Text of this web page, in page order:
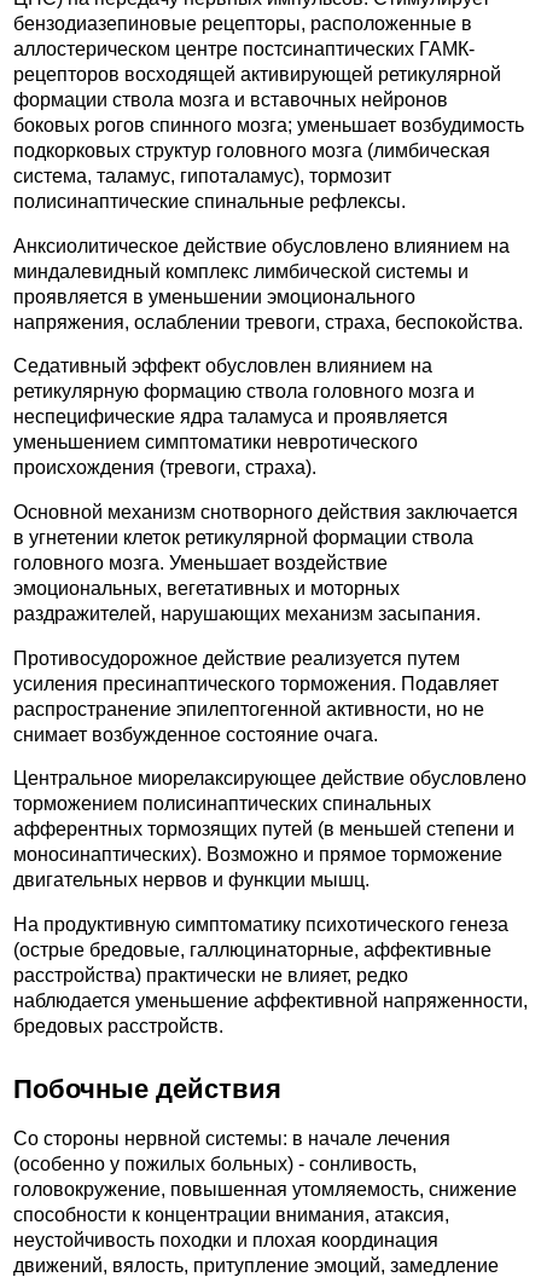
бензодиазепиновые рецепторы, расположенные в
аллостерическом центре постсинаптических ГАМК-
рецепторов восходящей активирующей ретикулярной
формации ствола мозга и вставочных нейронов
боковых рогов спинного мозга; уменьшает возбудимость
подкорковых структур головного мозга (лимбическая
система, таламус, гипоталамус), тормозит
полисинаптические спинальные рефлексы.
Анксиолитическое действие обусловлено влиянием на
миндалевидный комплекс лимбической системы и
проявляется в уменьшении эмоционального
напряжения, ослаблении тревоги, страха, беспокойства.
Седативный эффект обусловлен влиянием на
ретикулярную формацию ствола головного мозга и
неспецифические ядра таламуса и проявляется
уменьшением симптоматики невротического
происхождения (тревоги, страха).
Основной механизм снотворного действия заключается
в угнетении клеток ретикулярной формации ствола
головного мозга. Уменьшает воздействие
эмоциональных, вегетативных и моторных
раздражителей, нарушающих механизм засыпания.
Противосудорожное действие реализуется путем
усиления пресинаптического торможения. Подавляет
распространение эпилептогенной активности, но не
снимает возбужденное состояние очага.
Центральное миорелаксирующее действие обусловлено
торможением полисинаптических спинальных
афферентных тормозящих путей (в меньшей степени и
моносинаптических). Возможно и прямое торможение
двигательных нервов и функции мышц.
На продуктивную симптоматику психотического генеза
(острые бредовые, галлюцинаторные, аффективные
расстройства) практически не влияет, редко
наблюдается уменьшение аффективной напряженности,
бредовых расстройств.
Побочные действия
Со стороны нервной системы: в начале лечения
(особенно у пожилых больных) - сонливость,
головокружение, повышенная утомляемость, снижение
способности к концентрации внимания, атаксия,
неустойчивость походки и плохая координация
движений, вялость, притупление эмоций, замедление